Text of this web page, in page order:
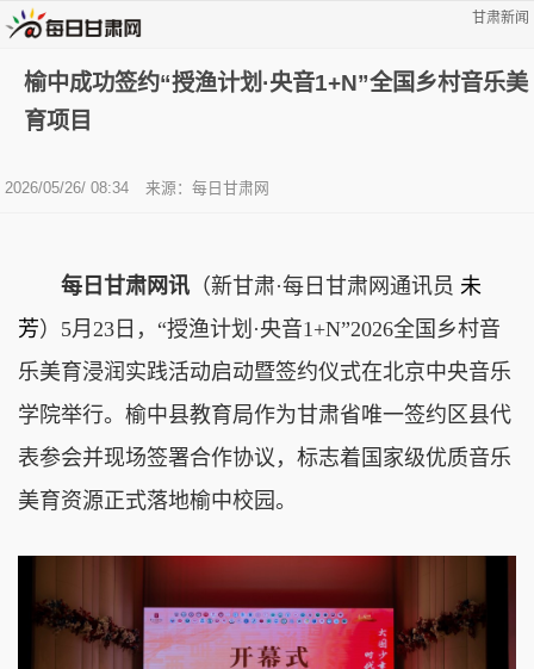
甘肃新闻
榆中成功签约“授渔计划·央音1+N”全国乡村音乐美
育项目
2026/05/26/ 08:34 来源：每日甘肃网
每日甘肃网讯 （新甘肃·每日甘肃网通讯员 未
芳）5月23日，“授渔计划·央音1+N”2026全国乡村音
乐美育浸润实践活动启动暨签约仪式在北京中央音乐
学院举行。榆中县教育局作为甘肃省唯一签约区县代
表参会并现场签署合作协议，标志着国家级优质音乐
美育资源正式落地榆中校园。